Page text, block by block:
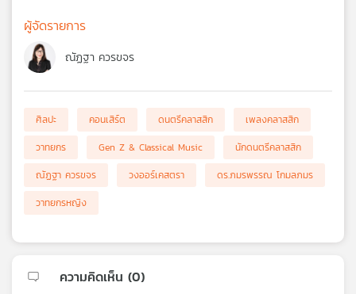
ผู้จัดรายการ
ณัฏฐา ควรขจร
ศิลปะ คอนเสิร์ต ดนตรีคลาสสิก
เพลงคลาสสิก
วาทยกร
Gen Z & Classical Music
นักดนตรีคลาสสิก
ณัฏฐา ควรขจร
วงออร์เคสตรา
ดร.ภมรพรรณ โกมลภมร
วาทยกรหญิง
ความคิดเห็น (0)